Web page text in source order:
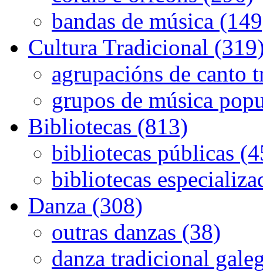
bandas de música
Cultura Tradicional
agrupacións de canto
grupos de música
Bibliotecas (813)
bibliotecas públicas
bibliotecas
Danza (308)
outras danzas (38)
danza tradicional